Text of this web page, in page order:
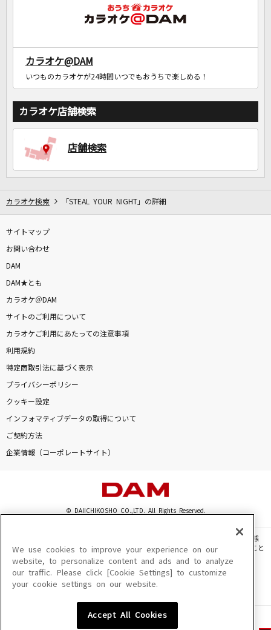
カラオケ@DAM
いつものカラオケが24時間いつでもおうちで楽しめる！
カラオケ店舗検索
店舗検索
カラオケ検索 「STEAL YOUR NIGHT」の詳細
サイトマップ
お問い合わせ
DAM
DAM★とも
カラオケ＠DAM
サイトのご利用について
カラオケご利用にあたっての注意事項
利用規約
特定商取引法に基づく表示
プライバシーポリシー
クッキー設定
インフォマティブデータの取得について
ご契約方法
企業情報（コーポレートサイト）
© DAIICHIKOSHO CO.,LTD. All Rights Reserved.
このサイトに掲載されている一切の文章・画像・写真・動画・音声等を、手段や形態
を問わず、著作権法の定める範囲を超えて無断で複製、転載、ファイル化などすること
を禁じます。
楽曲及びコンテンツは、機種によりご利用いただけない場合があります。
楽曲及びコンテンツの配信日、配信内容が変更になる場合があります。
We use cookies to improve your experience on our
website, to personalize content and ads and to analyze
our traffic. Please click [Cookie Settings] to customize
your cookie settings on our website.
Accept All Cookies